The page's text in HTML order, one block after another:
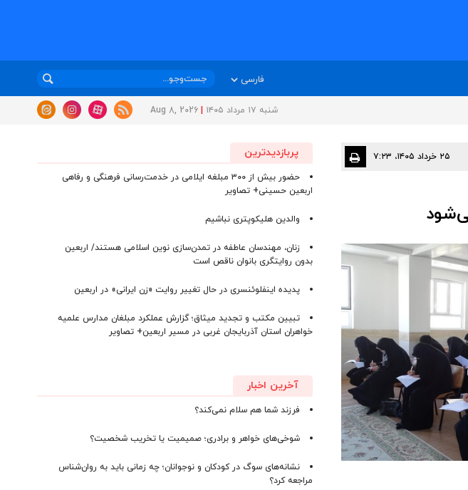
شنبه ۱۷ مرداد ۱۴۰۵ Aug 8, 2026
۲۵ خرداد ۱۴۰۵، ۷:۲۳ پربازدیدترین
حضور بیش از ۳۰۰ مبلغه ایلامی در خدمت‌رسانی فرهنگی و رفاهی
اربعین حسینی+ تصاویر
والدین هلیکوپتری نباشیم
زنان، مهندسان عاطفه در تمدن‌سازی نوین اسلامی هستند/ اربعین
بدون روایتگری بانوان ناقص است
پدیده اینفلوئنسری در حال تغییر روایت «زن ایرانی» در اربعین
تبیین مکتب و تجدید میثاق؛ گزارش عملکرد مبلغان مدارس علمیه
خواهران استان آذربایجان‌ غربی در مسیر اربعین+ تصاویر
آخرین اخبار
فرزند شما هم سلام نمی‌کند؟
شوخی‌های خواهر و برادری؛ صمیمیت یا تخریب شخصیت؟
نشانه‌های سوگ در کودکان و نوجوانان؛ چه زمانی باید به روان‌شناس
مراجعه کرد؟